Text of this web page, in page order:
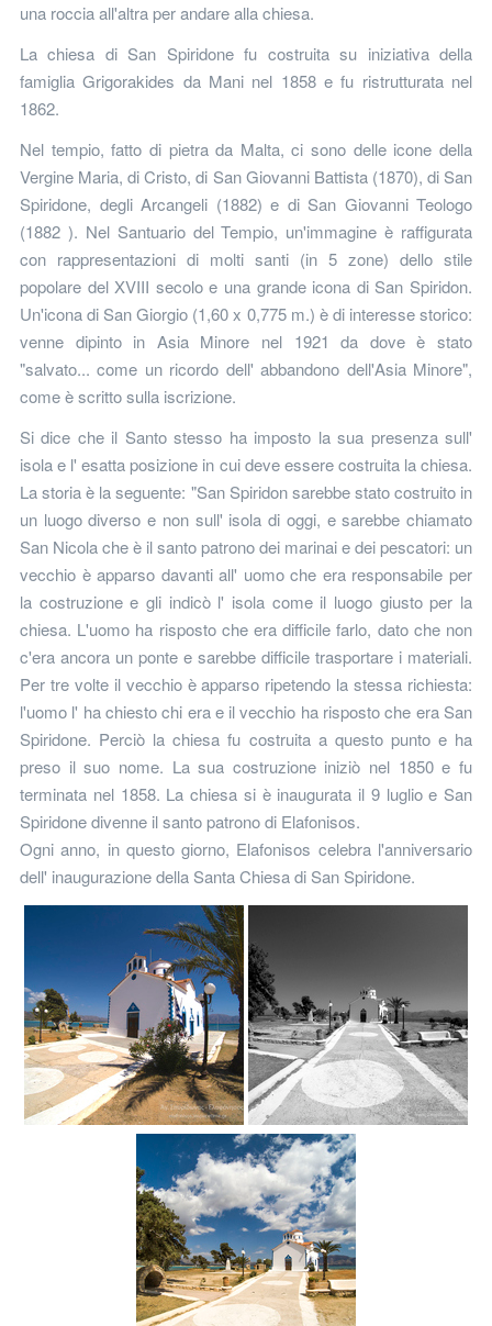
una roccia all'altra per andare alla chiesa.
La chiesa di San Spiridone fu costruita su iniziativa della
famiglia Grigorakides da Mani nel 1858 e fu ristrutturata nel
1862.
Nel tempio, fatto di pietra da Malta, ci sono delle icone della
Vergine Maria, di Cristo, di San Giovanni Battista (1870), di San
Spiridone, degli Arcangeli (1882) e di San Giovanni Teologo
(1882 ). Nel Santuario del Tempio, un'immagine è raffigurata
con rappresentazioni di molti santi (in 5 zone) dello stile
popolare del XVIII secolo e una grande icona di San Spiridon.
Un'icona di San Giorgio (1,60 x 0,775 m.) è di interesse storico:
venne dipinto in Asia Minore nel 1921 da dove è stato
"salvato... come un ricordo dell' abbandono dell'Asia Minore",
come è scritto sulla iscrizione.
Si dice che il Santo stesso ha imposto la sua presenza sull'
isola e l' esatta posizione in cui deve essere costruita la chiesa.
La storia è la seguente: "San Spiridon sarebbe stato costruito in
un luogo diverso e non sull' isola di oggi, e sarebbe chiamato
San Nicola che è il santo patrono dei marinai e dei pescatori: un
vecchio è apparso davanti all' uomo che era responsabile per
la costruzione e gli indicò l' isola come il luogo giusto per la
chiesa. L'uomo ha risposto che era difficile farlo, dato che non
c'era ancora un ponte e sarebbe difficile trasportare i materiali.
Per tre volte il vecchio è apparso ripetendo la stessa richiesta:
l'uomo l' ha chiesto chi era e il vecchio ha risposto che era San
Spiridone. Perciò la chiesa fu costruita a questo punto e ha
preso il suo nome. La sua costruzione iniziò nel 1850 e fu
terminata nel 1858. La chiesa si è inaugurata il 9 luglio e San
Spiridone divenne il santo patrono di Elafonisos.
Ogni anno, in questo giorno, Elafonisos celebra l'anniversario
dell' inaugurazione della Santa Chiesa di San Spiridone.